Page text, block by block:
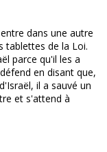
dans une autre
tablettes de la Loi.
parce qu'il les a
en disant que,
il a sauvé un
et s'attend à